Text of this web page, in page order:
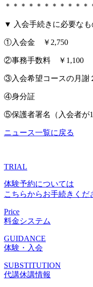
＊＊＊＊＊＊＊＊＊＊＊
▼ 入会手続きに必要なも
①入会金 ￥2,750
②事務手数料 ￥1,100
③入会希望コースの月謝
④身分証
⑤保護者署名（入会者が
ニュース一覧に戻る
TRIAL
体験予約については
こちらからお手続きくだ
Price
料金システム
GUIDANCE
体験・入会
SUBSTITUTION
代講休講情報